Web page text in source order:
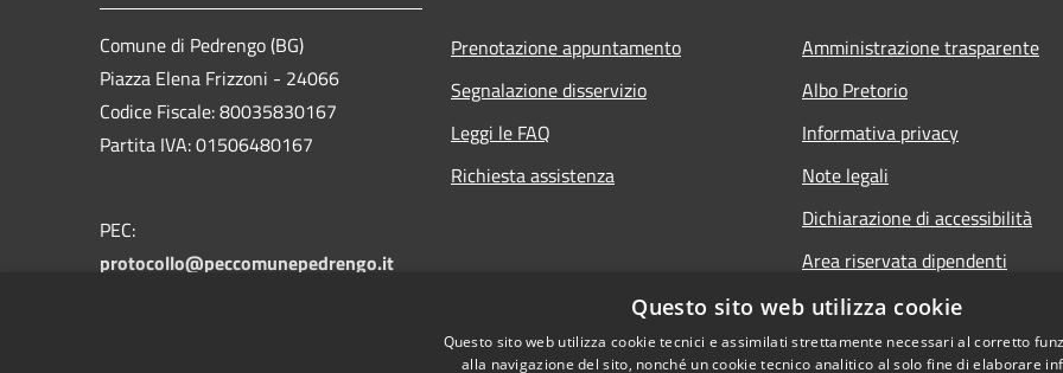
Comune di Pedrengo (BG)
Piazza Elena Frizzoni - 24066
Codice Fiscale: 80035830167
Partita IVA: 01506480167
PEC:
protocollo@peccomunepedrengo.it
Prenotazione appuntamento
Segnalazione disservizio
Leggi le FAQ
Richiesta assistenza
Amministrazione trasparente
Albo Pretorio
Informativa privacy
Note legali
Dichiarazione di accessibilità
Area riservata dipendenti
Questo sito web utilizza cookie
Questo sito web utilizza cookie tecnici e assimilati strettamente necessari al corretto
alla navigazione del sito, nonché un cookie tecnico analitico al solo fine di elaborare